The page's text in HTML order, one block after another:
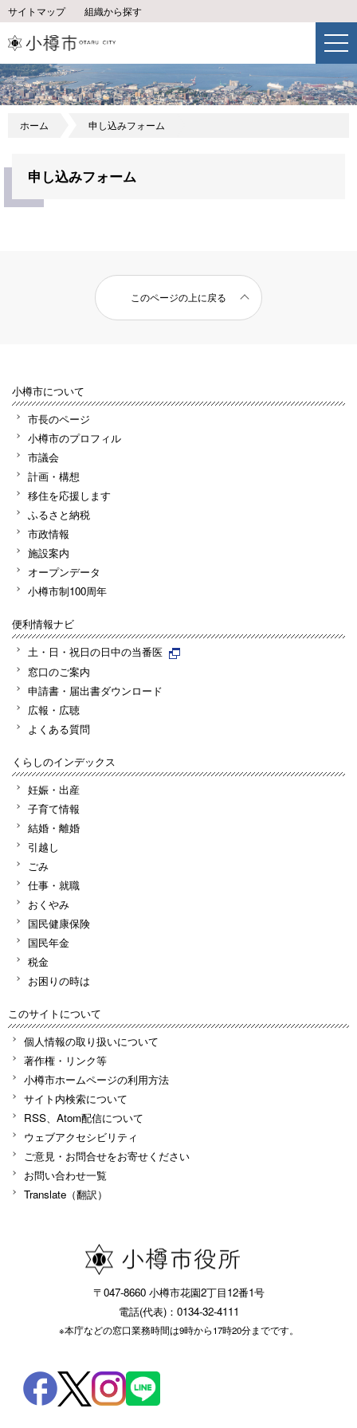
サイトマップ 組織から探す
ホーム 申し込みフォーム
申し込みフォーム
このページの上に戻る
小樽市について
市長のページ
小樽市のプロフィル
市議会
計画・構想
移住を応援します
ふるさと納税
市政情報
施設案内
オープンデータ
小樽市制100周年
便利情報ナビ
土・日・祝日の日中の当番医
窓口のご案内
申請書・届出書ダウンロード
広報・広聴
よくある質問
くらしのインデックス
妊娠・出産
子育て情報
結婚・離婚
引越し
ごみ
仕事・就職
おくやみ
国民健康保険
国民年金
税金
お困りの時は
このサイトについて
個人情報の取り扱いについて
著作権・リンク等
小樽市ホームページの利用方法
サイト内検索について
RSS、Atom配信について
ウェブアクセシビリティ
ご意見・お問合せをお寄せください
お問い合わせ一覧
Translate（翻訳）
〒047-8660 小樽市花園2丁目12番1号
電話(代表)：0134-32-4111
※本庁などの窓口業務時間は9時から17時20分までです。